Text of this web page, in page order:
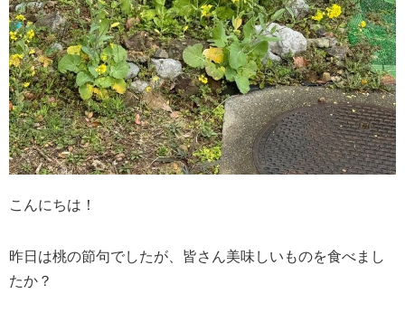
こんにちは！
昨日は桃の節句でしたが、皆さん美味しいものを食べまし
たか？